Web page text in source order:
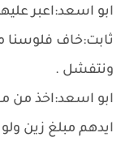
ابو اسعد:اعبر
ثابت:خاف فلوسنا
ونتفشل .
ابو اسعد:اخذ من
ايدهم مبلغ زين